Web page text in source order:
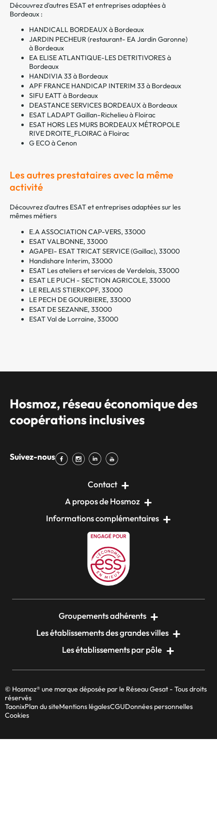
Découvrez d'autres ESAT et entreprises adaptées à
Bordeaux :
HANDICALL BORDEAUX à Bordeaux
JARDIN PECHEUR (restaurant- EA Jardin Garonne)
à Bordeaux
EA ELISE ATLANTIQUE-LES DETRITIVORES à
Bordeaux
HANDIVIA 33 à Bordeaux
APF FRANCE HANDICAP INTERIM 33 à Bordeaux
SIFU EATT à Bordeaux
DEASTANCE SERVICES BORDEAUX à Bordeaux
ESAT LADAPT Gaillan-Richelieu à Floirac
ESAT HORS LES MURS BORDEAUX MÉTROPOLE
RIVE DROITE_FLOIRAC à Floirac
G ECO à Cenon
Les autres prestataires avec la même
activité
Découvrez d'autres ESAT et entreprises adaptées sur les
mêmes métiers
E.A ASSOCIATION CAP-VERS, 33000
ESAT VALBONNE, 33000
AGAPEI- ESAT TRICAT SERVICE (Gaillac), 33000
Handishare Interim, 33000
ESAT Les ateliers et services de Verdelais, 33000
ESAT LE PUCH - SECTION AGRICOLE, 33000
LE RELAIS STIERKOPF, 33000
LE PECH DE GOURBIERE, 33000
ESAT DE SEZANNE, 33000
ESAT Val de Lorraine, 33000
Hosmoz, réseau économique des
coopérations inclusives
Suivez-nous
Contact
A propos de Hosmoz
Informations complémentaires
Groupements adhérents
Les établissements des grandes villes
Les établissements par pôle
© Hosmoz® une marque déposée par le Réseau Gesat - Tous droits
réservés
TaonixPlan du siteMentions légalesCGUDonnées personnelles
Cookies